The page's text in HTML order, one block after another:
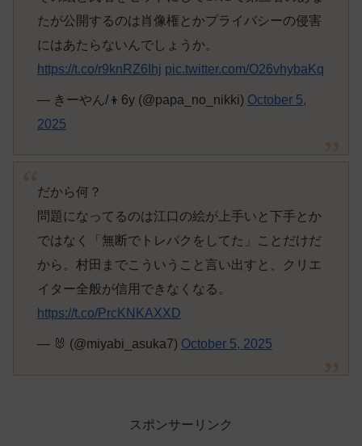
たが公開するのは肖像権とかプライバシーの侵害
にはあたらないんでしょうか。
https://t.co/r9knRZ6Ihj pic.twitter.com/O26vhybaKq
— きーやん/👦6y (@papa_no_nikki) October 5,
2025
だから何？
問題になってるのは江口の絵が上手いと下手とか
ではなく「無断でトレパクをしてた」ことだけだ
から。村田までこういうこと言い出すと、クリエ
イター全般が信用できなくなる。
https://t.co/PrcKNKAXXD
— 🐰 (@miyabi_asuka7) October 5, 2025
スポンサーリンク